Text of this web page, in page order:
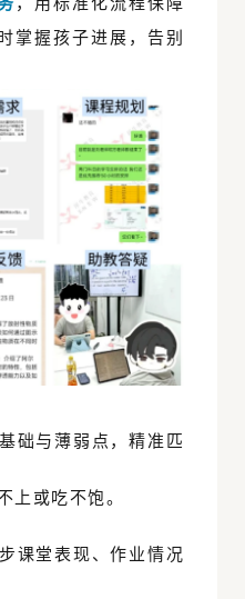
掌握孩子进展，告别
础与薄弱点，精准匹
上或吃不饱。
课堂表现、作业情况